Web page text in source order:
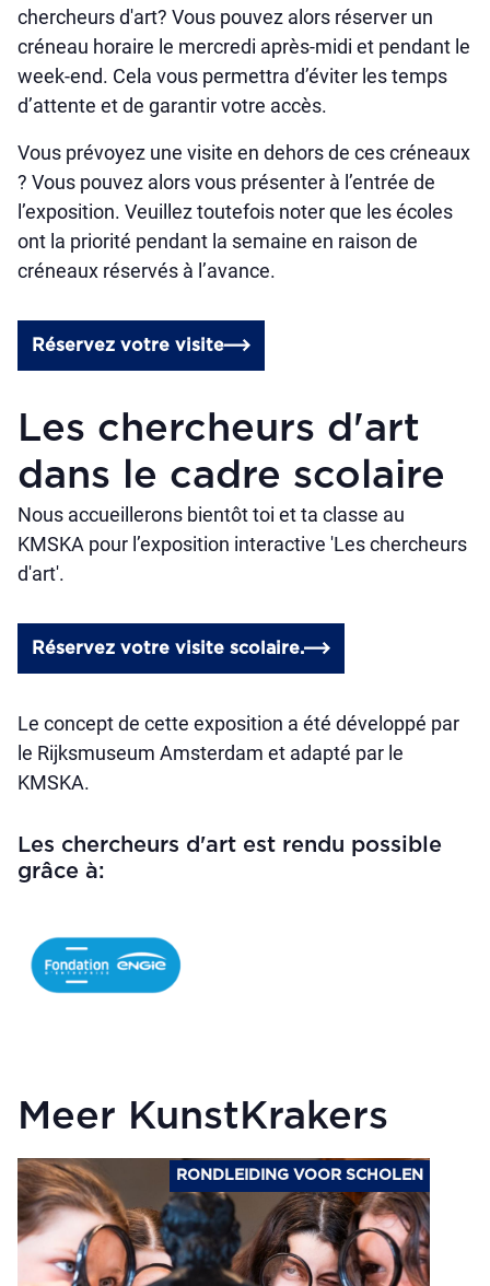
chercheurs d'art? Vous pouvez alors réserver un
créneau horaire le mercredi après-midi et pendant le
week-end. Cela vous permettra d’éviter les temps
d’attente et de garantir votre accès.
Vous prévoyez une visite en dehors de ces créneaux
? Vous pouvez alors vous présenter à l’entrée de
l’exposition. Veuillez toutefois noter que les écoles
ont la priorité pendant la semaine en raison de
créneaux réservés à l’avance.
Réservez votre visite
Les chercheurs d'art
dans le cadre scolaire
Nous accueillerons bientôt toi et ta classe au
KMSKA pour l’exposition interactive 'Les chercheurs
d'art'.
Réservez votre visite scolaire.
Le concept de cette exposition a été développé par
le Rijksmuseum Amsterdam et adapté par le
KMSKA.
Les chercheurs d'art est rendu possible
grâce à:
Meer KunstKrakers
RONDLEIDING VOOR SCHOLEN